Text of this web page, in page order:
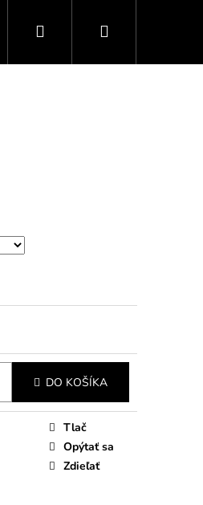
Vrátenie - Výmena - Reklamácia
PrihlásenieNákupný
DO KOŠÍKA
Tlač
Opýtať sa
Zdieľať